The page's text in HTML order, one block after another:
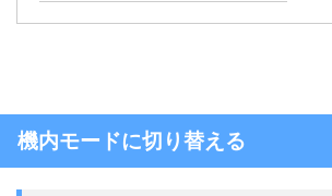
機内モードに切り替える